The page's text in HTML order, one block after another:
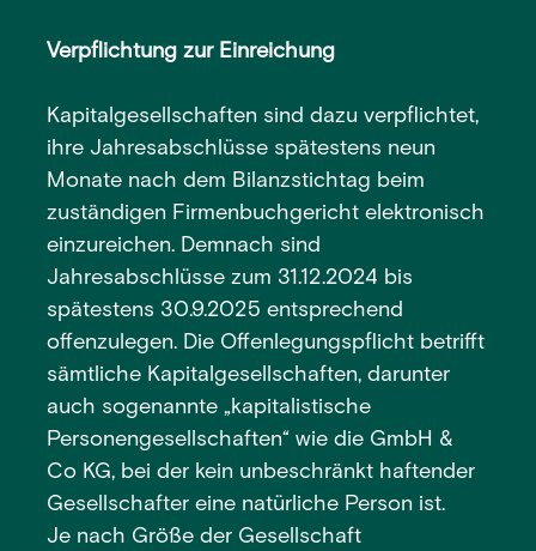
Verpflichtung zur Einreichung
Kapitalgesellschaften sind dazu verpflichtet,
ihre Jahresabschlüsse spätestens neun
Monate nach dem Bilanzstichtag beim
zuständigen Firmenbuchgericht elektronisch
einzureichen. Demnach sind
Jahresabschlüsse zum 31.12.2024 bis
spätestens 30.9.2025 entsprechend
offenzulegen. Die Offenlegungspflicht betrifft
sämtliche Kapitalgesellschaften, darunter
auch sogenannte „kapitalistische
Personengesellschaften“ wie die GmbH &
Co KG, bei der kein unbeschränkt haftender
Gesellschafter eine natürliche Person ist.
Je nach Größe der Gesellschaft